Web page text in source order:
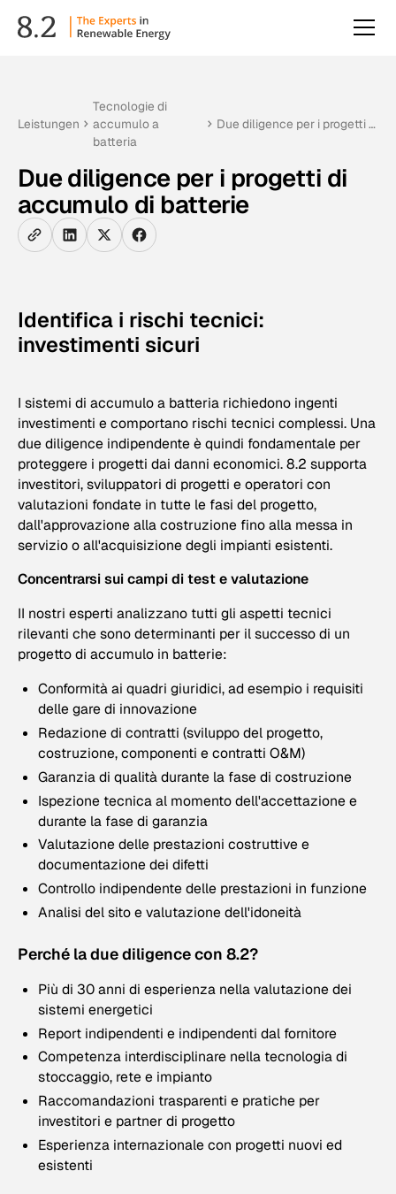
Leistungen
Tecnologie di
accumulo a
batteria
Due diligence per i progetti di
Due diligence per i progetti di
accumulo di batterie
Identifica i rischi tecnici:
investimenti sicuri
I sistemi di accumulo a batteria richiedono ingenti
investimenti e comportano rischi tecnici complessi. Una
due diligence indipendente è quindi fondamentale per
proteggere i progetti dai danni economici. 8.2 supporta
investitori, sviluppatori di progetti e operatori con
valutazioni fondate in tutte le fasi del progetto,
dall'approvazione alla costruzione fino alla messa in
servizio o all'acquisizione degli impianti esistenti.
Concentrarsi sui campi di test e valutazione
II nostri esperti analizzano tutti gli aspetti tecnici
rilevanti che sono determinanti per il successo di un
progetto di accumulo in batterie:
Conformità ai quadri giuridici, ad esempio i requisiti
delle gare di innovazione
Redazione di contratti (sviluppo del progetto,
costruzione, componenti e contratti O&M)
Garanzia di qualità durante la fase di costruzione
Ispezione tecnica al momento dell'accettazione e
durante la fase di garanzia
Valutazione delle prestazioni costruttive e
documentazione dei difetti
Controllo indipendente delle prestazioni in funzione
Analisi del sito e valutazione dell'idoneità
Perché la due diligence con 8.2?
Più di 30 anni di esperienza nella valutazione dei
sistemi energetici
Report indipendenti e indipendenti dal fornitore
Competenza interdisciplinare nella tecnologia di
stoccaggio, rete e impianto
Raccomandazioni trasparenti e pratiche per
investitori e partner di progetto
Esperienza internazionale con progetti nuovi ed
esistenti